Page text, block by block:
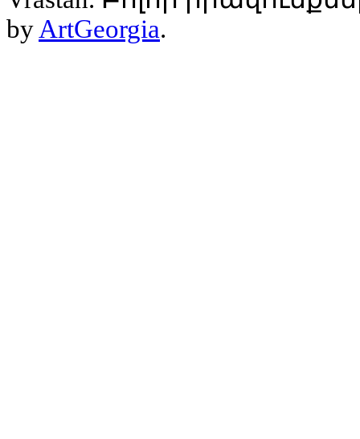
by ArtGeorgia.